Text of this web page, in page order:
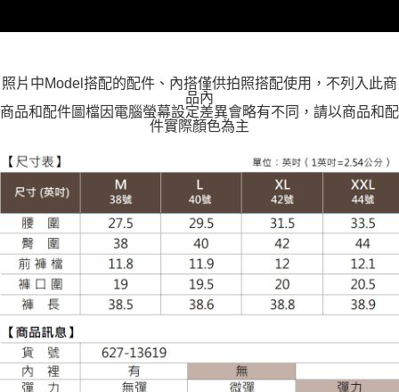
每筆NT$120
照片中Model搭配的配件、內搭僅供拍照搭配使用，不列入此商
品內
商品和配件圖檔因電腦螢幕設定差異會略有不同，請以商品和配
件實際顏色為主